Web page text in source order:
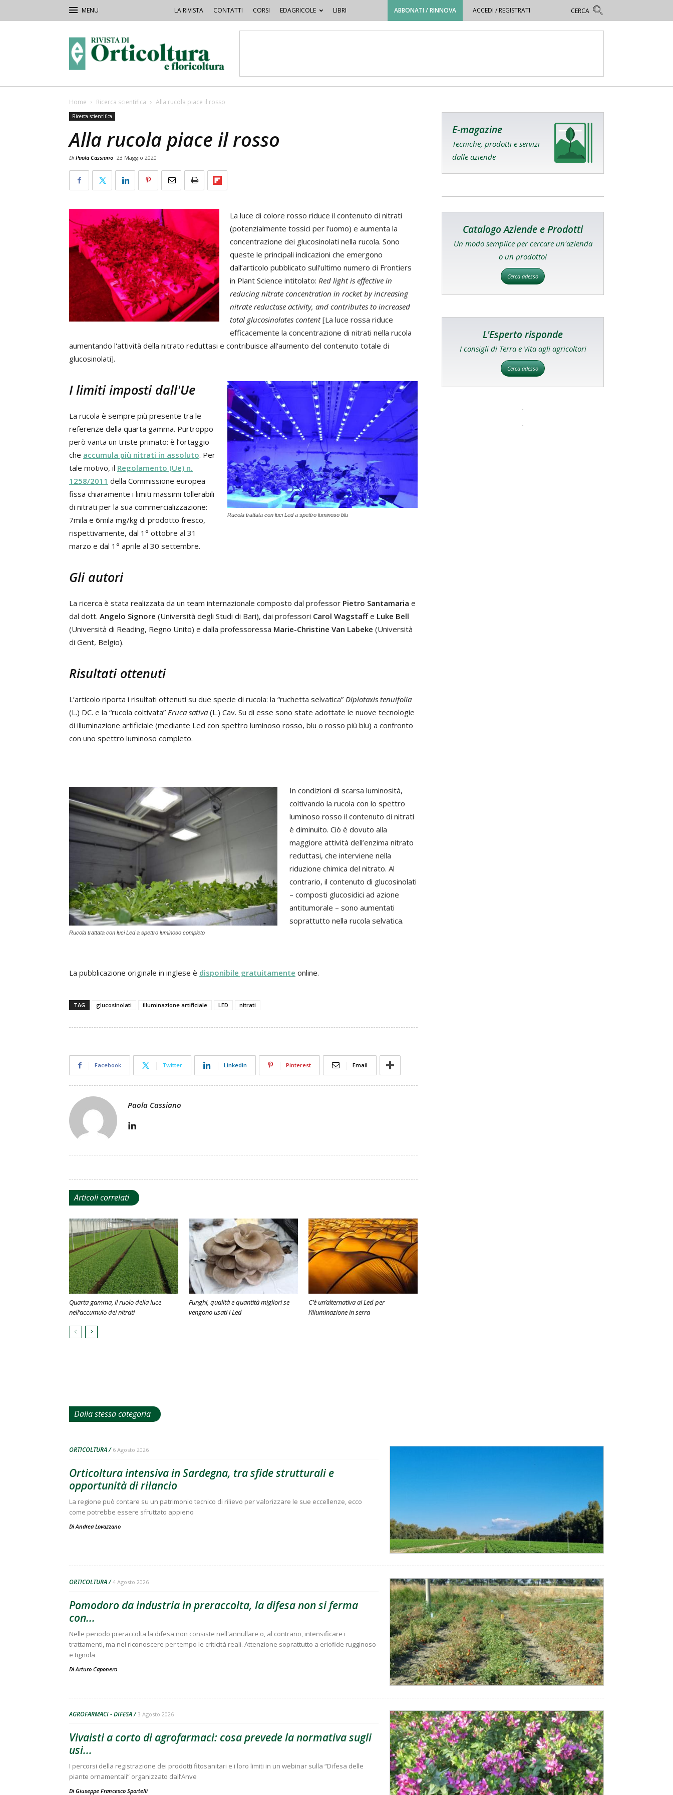
LA RIVISTA CONTATTI CORSI EDAGRICOLE LIBRI ABBONATI / RINNOVA ACCEDI / REGISTRATI
Orticoltura
Home Ricerca scientifica Alla rucola piace il rosso
Ricerca scientifica
Alla rucola piace il rosso
Di Paola Cassiano 23 Maggio 2020
La luce di colore rosso riduce il contenuto di nitrati
(potenzialmente tossici per l’uomo) e aumenta la
concentrazione dei glucosinolati nella rucola. Sono
queste le principali indicazioni che emergono
dall’articolo pubblicato sull’ultimo numero di Frontiers
in Plant Science intitolato: Red light is effective in
reducing nitrate concentration in rocket by increasing
nitrate reductase activity, and contributes to increased
total glucosinolates content[La luce rossa riduce
efficacemente la concentrazione di nitrati nella rucola
aumentando l'attività della nitrato reduttasi e contribuisce all'aumento del contenuto totale di
glucosinolati].
Rucola trattata con luci Led a spettro luminoso blu
I limiti imposti dall'Ue
La rucola è sempre più presente tra le
referenze della quarta gamma. Purtroppo
però vanta un triste primato: è l’ortaggio
che accumula più nitrati in assoluto. Per
tale motivo, il Regolamento (Ue) n.
1258/2011 della Commissione europea
fissa chiaramente i limiti massimi tollerabili
di nitrati per la sua commercializzazione:
7mila e 6mila mg/kg di prodotto fresco,
rispettivamente, dal 1° ottobre al 31
marzo e dal 1° aprile al 30 settembre.
Gli autori
La ricerca è stata realizzata da un team internazionale composto dal professor Pietro Santamaria e
dal dott. Angelo Signore (Università degli Studi di Bari), dai professori Carol Wagstaffe Luke Bell
(Università di Reading, Regno Unito) e dalla professoressa Marie-Christine Van Labeke (Università
di Gent, Belgio).
Risultati ottenuti
L’articolo riporta i risultati ottenuti su due specie di rucola: la “ruchetta selvatica” Diplotaxis tenuifolia
(L.) DC. e la “rucola coltivata” Eruca sativa (L.) Cav. Su di esse sono state adottate le nuove tecnologie
di illuminazione artificiale (mediante Led con spettro luminoso rosso, blu o rosso più blu) a confronto
con uno spettro luminoso completo.
Rucola trattata con luci Led a spettro luminoso completo
In condizioni di scarsa luminosità,
coltivando la rucola con lo spettro
luminoso rosso il contenuto di nitrati
è diminuito. Ciò è dovuto alla
maggiore attività dell’enzima nitrato
reduttasi, che interviene nella
riduzione chimica del nitrato. Al
contrario, il contenuto di glucosinolati
– composti glucosidici ad azione
antitumorale – sono aumentati
soprattutto nella rucola selvatica.
La pubblicazione originale in inglese è disponibile gratuitamente online.
TAG glucosinolati illuminazione artificiale LED nitrati
Facebook Twitter Linkedin Pinterest Email
Paola Cassiano
Articoli correlati
Quarta gamma, il ruolo della luce
nell’accumulo dei nitrati
Funghi, qualità e quantità migliori se
vengono usati i Led
C’è un’alternativa ai Led per
l’illuminazione in serra
E-magazine
Tecniche, prodotti e servizi
dalle aziende
Catalogo Aziende e Prodotti
Un modo semplice per cercare un'azienda
o un prodotto!
Cerca adesso
L'Esperto risponde
I consigli di Terra e Vita agli agricoltori
Cerca adesso
Dalla stessa categoria
ORTICOLTURA 6 Agosto 2026
Orticoltura intensiva in Sardegna, tra sfide strutturali e
opportunità di rilancio
La regione può contare su un patrimonio tecnico di rilievo per valorizzare le sue eccellenze, ecco
come potrebbe essere sfruttato appieno
DiAndrea Lovazzano
ORTICOLTURA 4 Agosto 2026
Pomodoro da industria in preraccolta, la difesa non si ferma
con...
Nelle periodo preraccolta la difesa non consiste nell'annullare o, al contrario, intensificare i
trattamenti, ma nel riconoscere per tempo le criticità reali. Attenzione soprattutto a eriofide rugginoso
e tignola
DiArturo Caponero
AGROFARMACI - DIFESA 3 Agosto 2026
Vivaisti a corto di agrofarmaci: cosa prevede la normativa sugli
usi...
I percorsi della registrazione dei prodotti fitosanitari e i loro limiti in un webinar sulla “Difesa delle
piante ornamentali” organizzato dall’Anve
Di Giuseppe Francesco Sportelli